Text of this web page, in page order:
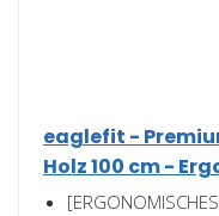
eaglefit -
Holz 100 cm -